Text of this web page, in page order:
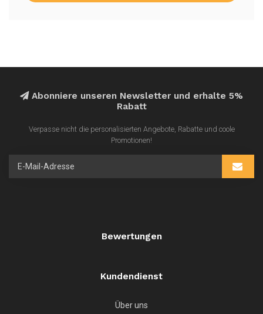
Abonniere unseren Newsletter und erhalte 5%
Rabatt
Verpasse nicht die personalisierten Angebote, Rabatte und coole
Promotionen!
Bewertungen
Kundendienst
Über uns